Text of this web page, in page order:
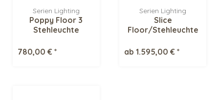
Serien Lighting
Poppy Floor 3
Stehleuchte
780,00 € *
Serien Lighting
Slice
Floor/Stehleuchte
ab 1.595,00 € *